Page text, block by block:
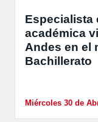
Especialista
académica
Andes en el
Bachillerato
Miércoles 30 de